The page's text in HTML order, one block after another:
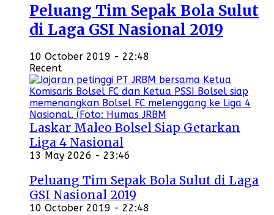
Peluang Tim Sepak Bola Sulut
di Laga GSI Nasional 2019
10 October 2019 - 22:48
Recent
Laskar Maleo Bolsel Siap Getarkan
Liga 4 Nasional
13 May 2026 - 23:46
Peluang Tim Sepak Bola Sulut di Laga
GSI Nasional 2019
10 October 2019 - 22:48